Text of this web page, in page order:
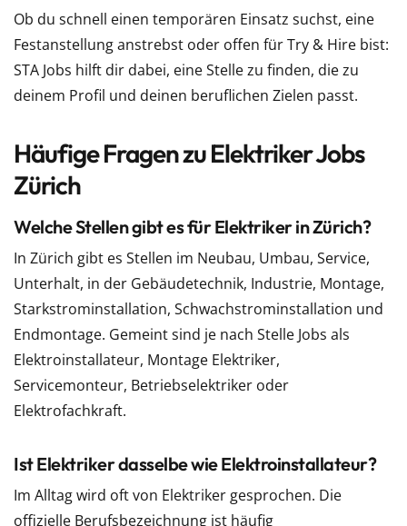
Ob du schnell einen temporären Einsatz suchst, eine
Festanstellung anstrebst oder offen für Try & Hire bist:
STA Jobs hilft dir dabei, eine Stelle zu finden, die zu
deinem Profil und deinen beruflichen Zielen passt.
Häufige Fragen zu Elektriker Jobs
Zürich
Welche Stellen gibt es für Elektriker in Zürich?
In Zürich gibt es Stellen im Neubau, Umbau, Service,
Unterhalt, in der Gebäudetechnik, Industrie, Montage,
Starkstrominstallation, Schwachstrominstallation und
Endmontage. Gemeint sind je nach Stelle Jobs als
Elektroinstallateur, Montage Elektriker,
Servicemonteur, Betriebselektriker oder
Elektrofachkraft.
Ist Elektriker dasselbe wie Elektroinstallateur?
Im Alltag wird oft von Elektriker gesprochen. Die
offizielle Berufsbezeichnung ist häufig